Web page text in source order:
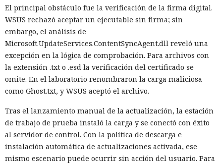
El principal obstáculo fue la verificación de la firma digital.
WSUS rechazó aceptar un ejecutable sin firma; sin
embargo, el análisis de
Microsoft.UpdateServices.ContentSyncAgent.dll reveló una
excepción en la lógica de comprobación. Para archivos con
la extensión .txt o .esd la verificación del certificado se
omite. En el laboratorio renombraron la carga maliciosa
como Ghost.txt, y WSUS aceptó el archivo.
Tras el lanzamiento manual de la actualización, la estación
de trabajo de prueba instaló la carga y se conectó con éxito
al servidor de control. Con la política de descarga e
instalación automática de actualizaciones activada, ese
mismo escenario puede ocurrir sin acción del usuario. Para